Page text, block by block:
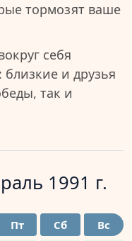
тормозят ваше
себя
и друзья
так и
1991 г.
Пт Сб Вс